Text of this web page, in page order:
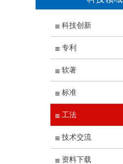
科技创新
专利
软著
标准
工法
技术交流
资料下载